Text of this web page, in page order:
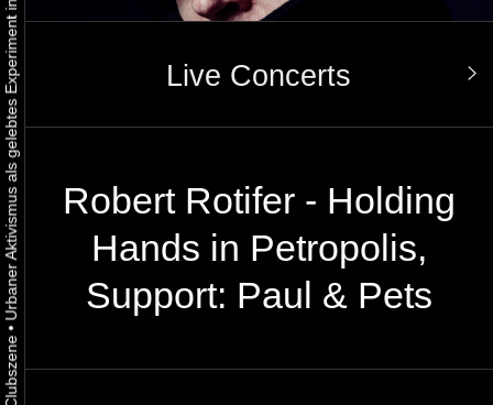
•
Live Concerts
Robert Rotifer - Holding
Hands in Petropolis,
Support: Paul & Pets